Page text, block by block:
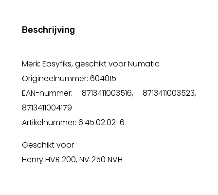
Beschrijving
Merk: Easyfiks, geschikt voor Numatic
Origineelnummer: 604015
EAN-nummer: 8713411003516, 8713411003523,
8713411004179
Artikelnummer: 6.45.02.02-6
Geschikt voor
Henry HVR 200, NV 250 NVH